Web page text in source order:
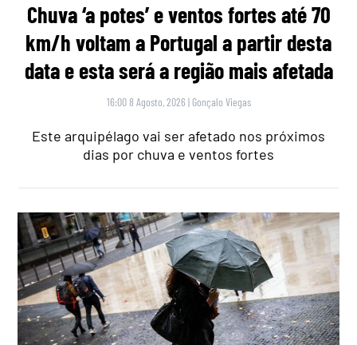
Chuva ‘a potes’ e ventos fortes até 70
km/h voltam a Portugal a partir desta
data e esta será a região mais afetada
16:00 8 Agosto, 2026 | Gonçalo Viegas
Este arquipélago vai ser afetado nos próximos
dias por chuva e ventos fortes